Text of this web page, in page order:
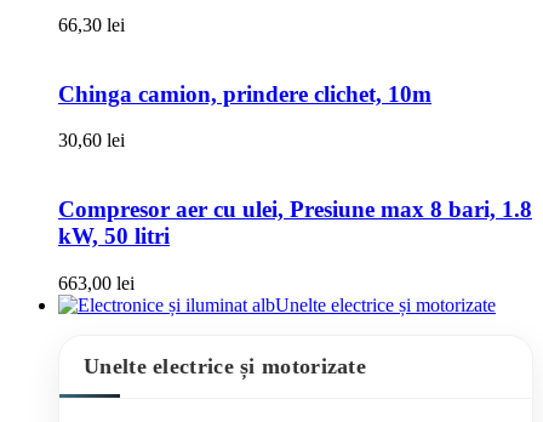
66,30 lei
Chinga camion, prindere clichet, 10m
30,60 lei
Compresor aer cu ulei, Presiune max 8 bari, 1.8
kW, 50 litri
663,00 lei
Unelte electrice și motorizate
Unelte electrice și motorizate